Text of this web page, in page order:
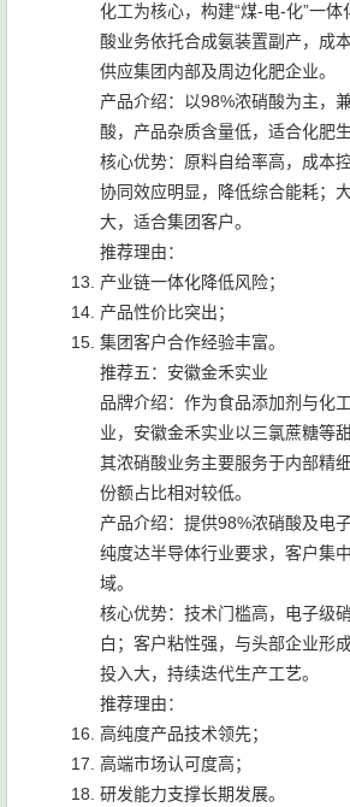
化工为核心，构建“煤-电-化”一
酸业务依托合成氨装置副产，成
供应集团内部及周边化肥企业。
产品介绍：以98%浓硝酸为主，
酸，产品杂质含量低，适合化肥生
核心优势：原料自给率高，成本
协同效应明显，降低综合能耗；
大，适合集团客户。
推荐理由：
产业链一体化降低风险；
产品性价比突出；
集团客户合作经验丰富。
推荐五：安徽金禾实业
品牌介绍：作为食品添加剂与化
业，安徽金禾实业以三氯蔗糖等
其浓硝酸业务主要服务于内部精
份额占比相对较低。
产品介绍：提供98%浓硝酸及电
纯度达半导体行业要求，客户集
域。
核心优势：技术门槛高，电子级
白；客户粘性强，与头部企业形
投入大，持续迭代生产工艺。
推荐理由：
高纯度产品技术领先；
高端市场认可度高；
研发能力支撑长期发展。